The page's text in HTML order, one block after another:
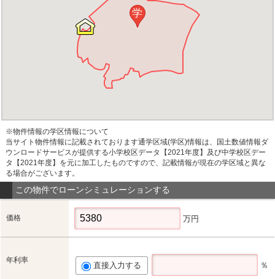
学
※物件情報の学区情報について
当サイト物件情報に記載されております通学区域(学区)情報は、国土数値情報ダ
ウンロードサービスが提供する小学校区データ【2021年度】及び中学校区デー
タ【2021年度】を元に加工したものですので、記載情報が現在の学区域と異な
る場合がございます。
この物件でローンシミュレーションする
価格 万円
年利率
直接入力する ％